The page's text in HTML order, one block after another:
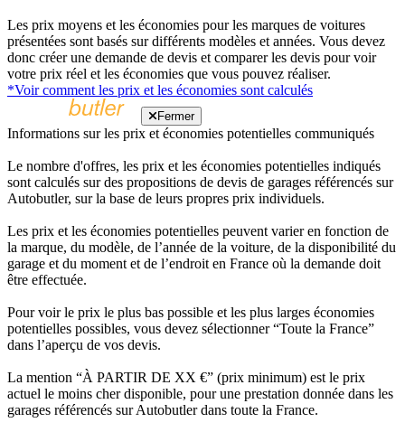
Les prix moyens et les économies pour les marques de voitures
présentées sont basés sur différents modèles et années. Vous devez
donc créer une demande de devis et comparer les devis pour voir
votre prix réel et les économies que vous pouvez réaliser.
*Voir comment les prix et les économies sont calculés
Fermer
Informations sur les prix et économies potentielles communiqués
Le nombre d'offres, les prix et les économies potentielles indiqués
sont calculés sur des propositions de devis de garages référencés sur
Autobutler, sur la base de leurs propres prix individuels.
Les prix et les économies potentielles peuvent varier en fonction de
la marque, du modèle, de l’année de la voiture, de la disponibilité du
garage et du moment et de l’endroit en France où la demande doit
être effectuée.
Pour voir le prix le plus bas possible et les plus larges économies
potentielles possibles, vous devez sélectionner “Toute la France”
dans l’aperçu de vos devis.
La mention “À PARTIR DE XX €” (prix minimum) est le prix
actuel le moins cher disponible, pour une prestation donnée dans les
garages référencés sur Autobutler dans toute la France.